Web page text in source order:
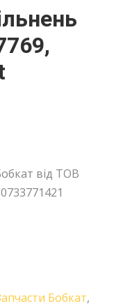
від ТОВ
Бобкат,